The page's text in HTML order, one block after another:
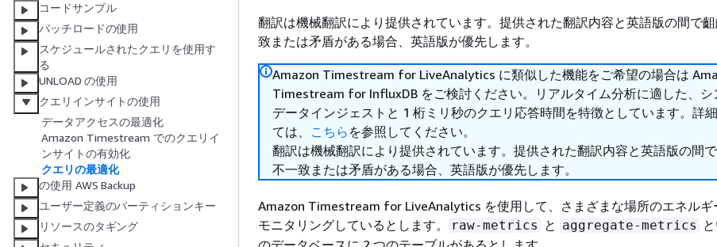
コードサンプル
バッチロードの使用
スケジュールされたクエリを使用す
る
UNLOAD の使用
クエリインサイトの使用
データアクセスの最適化
Amazon Timestream でのクエリイ
ンサイトの有効化
クエリの最適化
の使用 AWS Backup
ユーザー定義のパーティションキー
リソースのタギング
翻訳は機械翻訳により提供されています。提供された翻訳内容と英語版の間で
致または矛盾がある場合、英語版が優先します。
Amazon Timestream for LiveAnalytics に類似した機能をご希望の場合は
Timestream for InfluxDB をご検討ください。リアルタイム分析に適した、シ
データインジェストと 1 桁ミリ秒のクエリ応答時間を特徴としています。詳
ては、 こちら を参照してください。
翻訳は機械翻訳により提供されています。提供された翻訳内容と英語版の間で
不一致または矛盾がある場合、英語版が優先します。
Amazon Timestream for LiveAnalytics を使用して、さまざまな場所のエネルギ
モニタリングしているとします。
raw-metrics と aggregate-metrics